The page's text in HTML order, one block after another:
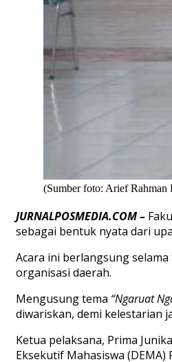
(Sumber foto: Arief Rahman
JURNALPOSMEDIA.COM –
sebagai bentuk nyata dari
Acara ini berlangsung
organisasi daerah.
Mengusung tema “Ngaruat
diwariskan, demi kelestarian
Ketua pelaksana, Prima
Eksekutif Mahasiswa